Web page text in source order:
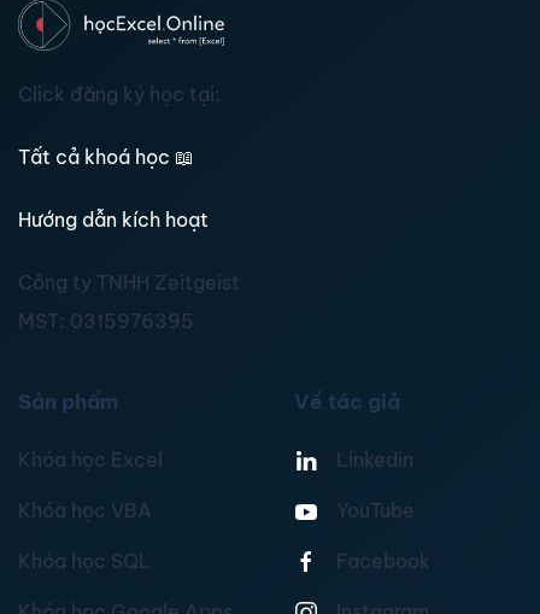
Click đăng ký học tại:
Tất cả khoá học 📖
Hướng dẫn kích hoạt
Công ty TNHH Zeitgeist
MST: 0315976395
Sản phẩm
Khóa học Excel
Khóa học VBA
Khóa học SQL
Về tác giả
Linkedin
YouTube
Facebook